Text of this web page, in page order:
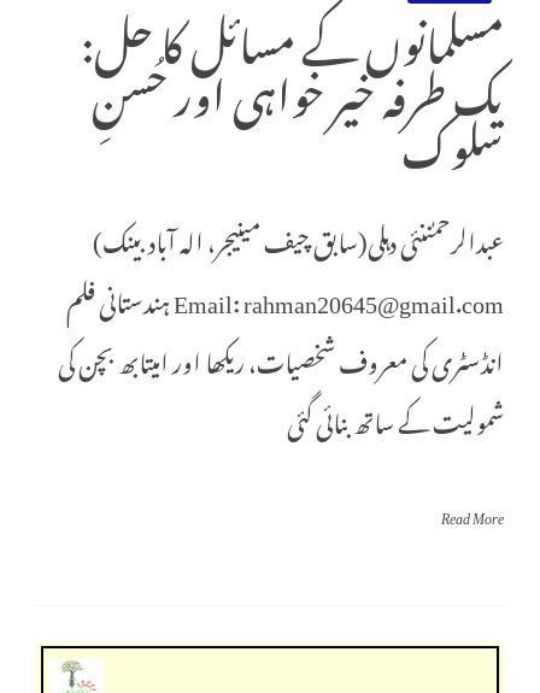
مسلمانوں کے مسائل کا حل:
یک طرفہ خیر خواہی اور حُسنِ
سلوک
عبدالرحمٰننئی دہلی(سابق چیف مینیجر، الہ آباد بینک)
Email: rahman20645@gmail.com ہندستانی فلم
انڈسٹری کی معروف شخصیات، ریکھا اور امیتابھ بچن کی
شمولیت کے ساتھ بنائی گئی
Read More